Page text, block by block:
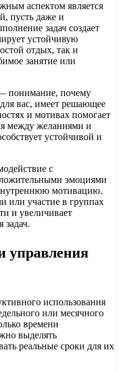
аспектом является
пусть даже и
задач создает
устойчивую
отдых, так и
занятие или
понимание, почему
вас, имеет решающее
и мотивах помогает
между желаниями и
устойчивой и
с
эмоциями
мотивацию.
или участие в группах
и увеличивает
задач.
управления
использования
или месячного
времени
выделять
реальные сроки для их